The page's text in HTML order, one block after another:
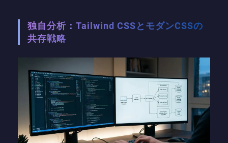
独自分析：Tailwind CSSとモダンCSSの
共存戦略